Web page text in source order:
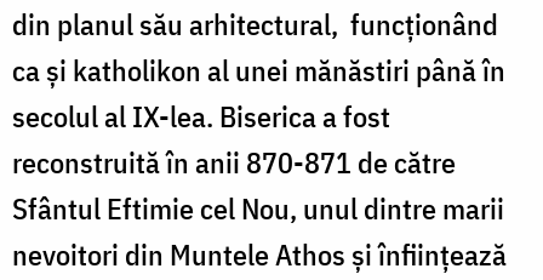
din planul său arhitectural, funcționând
ca și katholikon al unei mănăstiri până în
secolul al IX-lea. Biserica a fost
reconstruită în anii 870-871 de către
Sfântul Eftimie cel Nou, unul dintre marii
nevoitori din Muntele Athos și înființează